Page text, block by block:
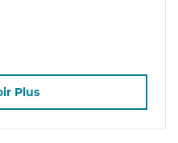
Plus